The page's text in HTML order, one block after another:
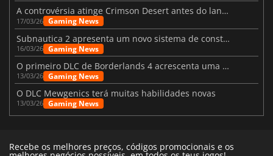
A controvérsia atinge Crimson Desert antes do lançamento
17/03/26 Gaming News
Subnautica 2 apresenta um novo sistema de construção de bases
16/03/26 Gaming News
O primeiro DLC de Borderlands 4 acrescenta uma nova personagem e muito mais
13/03/26 Gaming News
O DLC Mewgenics terá muitas habilidades novas
13/03/26 Gaming News
Recebe os melhores preços, códigos promocionais e os